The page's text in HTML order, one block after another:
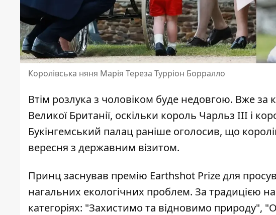
Королівська няня Марія Тереза Турріон Борралло
Втім розлука з чоловіком буде недовгою. Вже за
Великої Британії, оскільки король Чарльз III і
Букінгемський палац раніше оголосив, що
вересня з державним візитом.
Принц заснував премію Earthshot Prize для
нагальних екологічних проблем. За традицією
категоріях: "Захистимо та відновимо природу",